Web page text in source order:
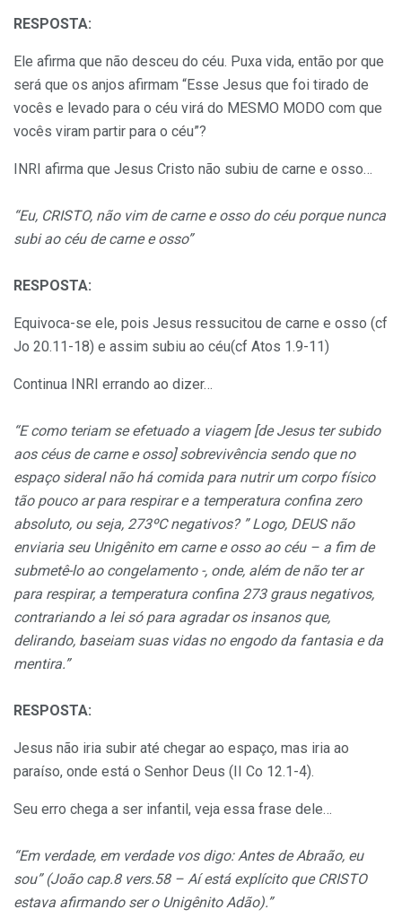
RESPOSTA:
Ele afirma que não desceu do céu. Puxa vida, então por que
será que os anjos afirmam “Esse Jesus que foi tirado de
vocês e levado para o céu virá do MESMO MODO com que
vocês viram partir para o céu”?
INRI afirma que Jesus Cristo não subiu de carne e osso…
“Eu, CRISTO, não vim de carne e osso do céu porque nunca
subi ao céu de carne e osso”
RESPOSTA:
Equivoca-se ele, pois Jesus ressucitou de carne e osso (cf
Jo 20.11-18) e assim subiu ao céu(cf Atos 1.9-11)
Continua INRI errando ao dizer…
“E como teriam se efetuado a viagem [de Jesus ter subido
aos céus de carne e osso] sobrevivência sendo que no
espaço sideral não há comida para nutrir um corpo físico
tão pouco ar para respirar e a temperatura confina zero
absoluto, ou seja, 273ºC negativos? ” Logo, DEUS não
enviaria seu Unigênito em carne e osso ao céu – a fim de
submetê-lo ao congelamento -, onde, além de não ter ar
para respirar, a temperatura confina 273 graus negativos,
contrariando a lei só para agradar os insanos que,
delirando, baseiam suas vidas no engodo da fantasia e da
mentira.”
RESPOSTA:
Jesus não iria subir até chegar ao espaço, mas iria ao
paraíso, onde está o Senhor Deus (II Co 12.1-4).
Seu erro chega a ser infantil, veja essa frase dele…
“Em verdade, em verdade vos digo: Antes de Abraão, eu
sou” (João cap.8 vers.58 – Aí está explícito que CRISTO
estava afirmando ser o Unigênito Adão).”